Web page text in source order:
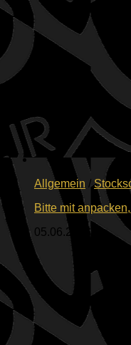
Allgemein /
Bitte mit
05.06.2026